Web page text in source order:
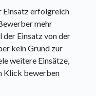
Einsatz erfolgreich
mehr
der Einsatz von der
kein Grund zur
weitere Einsätze,
Klick bewerben